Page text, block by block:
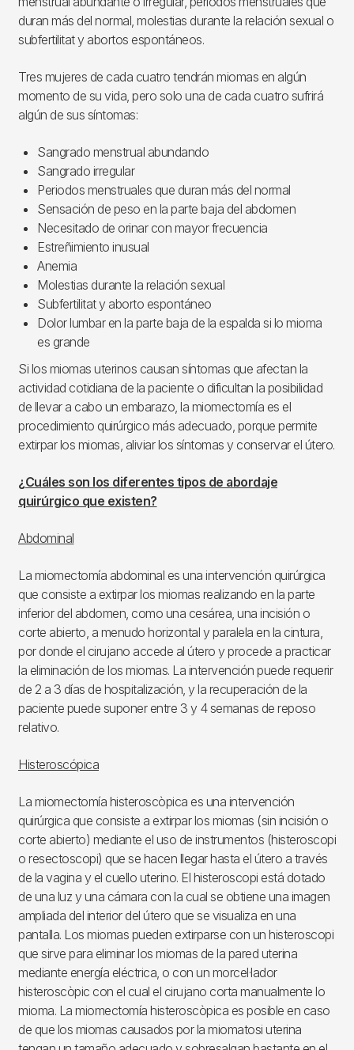
duran más del normal, molestias durante la relación sexual o
subfertilitat y abortos espontáneos.
Tres mujeres de cada cuatro tendrán miomas en algún
momento de su vida, pero solo una de cada cuatro sufrirá
algún de sus síntomas:
Sangrado menstrual abundando
Sangrado irregular
Periodos menstruales que duran más del normal
Sensación de peso en la parte baja del abdomen
Necesitado de orinar con mayor frecuencia
Estreñimiento inusual
Anemia
Molestias durante la relación sexual
Subfertilitat y aborto espontáneo
Dolor lumbar en la parte baja de la espalda si lo mioma
es grande
Si los miomas uterinos causan síntomas que afectan la
actividad cotidiana de la paciente o dificultan la posibilidad
de llevar a cabo un embarazo, la miomectomía es el
procedimiento quirúrgico más adecuado, porque permite
extirpar los miomas, aliviar los síntomas y conservar el útero.
¿Cuáles son los diferentes tipos de abordaje
quirúrgico que existen?
Abdominal
La miomectomía abdominal es una intervención quirúrgica
que consiste a extirpar los miomas realizando en la parte
inferior del abdomen, como una cesárea, una incisión o
corte abierto, a menudo horizontal y paralela en la cintura,
por donde el cirujano accede al útero y procede a practicar
la eliminación de los miomas. La intervención puede requerir
de 2 a 3 días de hospitalización, y la recuperación de la
paciente puede suponer entre 3 y 4 semanas de reposo
relativo.
Histeroscópica
La miomectomía histeroscòpica es una intervención
quirúrgica que consiste a extirpar los miomas (sin incisión o
corte abierto) mediante el uso de instrumentos (histeroscopi
o resectoscopi) que se hacen llegar hasta el útero a través
de la vagina y el cuello uterino. El histeroscopi está dotado
de una luz y una cámara con la cual se obtiene una imagen
ampliada del interior del útero que se visualiza en una
pantalla. Los miomas pueden extirparse con un histeroscopi
que sirve para eliminar los miomas de la pared uterina
mediante energía eléctrica, o con un morcel·lador
histeroscòpic con el cual el cirujano corta manualmente lo
mioma. La miomectomía histeroscòpica es posible en caso
de que los miomas causados por la miomatosi uterina